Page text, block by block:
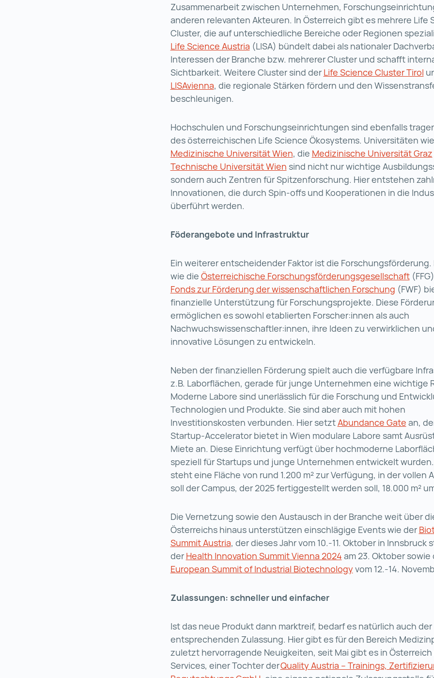
Zusammenarbeit zwischen Unternehmen,
anderen relevanten Akteuren. In Österreich gibt es mehrere Life
Cluster, die auf unterschiedliche Bereiche oder Regionen
Life Science Austria Life Science Austria (wird in einer neuen
(LISA) bündelt dabei als nationaler
Interessen der Branche bzw. mehrerer Cluster und schafft
Sichtbarkeit. Weitere Cluster sind der Life Science Cluster Tirol
LISAviennaLISAvienna (wird in einer neuen Registerkarte
, die regionale Stärken fördern und den
beschleunigen.
Hochschulen und Forschungseinrichtungen sind ebenfalls
des österreichischen Life Science Ökosystems. Universitäten
Medizinische Universität WienMedizinische Universität Wien
, die Medizinische Universität Graz
Technische Universität Wien Technische Universität Wien (wird
sind nicht nur wichtige
sondern auch Zentren für Spitzenforschung. Hier entstehen
Innovationen, die durch Spin-offs und Kooperationen in die
überführt werden.
Föderangebote und Infrastruktur
Ein weiterer entscheidender Faktor ist die Forschungsförderung.
wie die Österreichische Forschungsförderungsgesellschaft
Fonds zur Förderung der wissenschaftlichen Forschung Fonds
(FWF)
finanzielle Unterstützung für Forschungsprojekte. Diese
ermöglichen es sowohl etablierten Forscher:innen als auch
Nachwuchswissenschaftler:innen, ihre Ideen zu verwirklichen
innovative Lösungen zu entwickeln.
Neben der finanziellen Förderung spielt auch die verfügbare
z.B. Laborflächen, gerade für junge Unternehmen eine wichtige
Moderne Labore sind unerlässlich für die Forschung und
Technologien und Produkte. Sie sind aber auch mit hohen
Investitionskosten verbunden. Hier setztAbundance Gate an,
Startup-Accelerator bietet in Wien modulare Labore samt
Miete an. Diese Einrichtung verfügt über hochmoderne
speziell für Startups und junge Unternehmen entwickelt
steht eine Fläche von rund 1.200 m² zur Verfügung, in der vollen
soll der Campus, der 2025 fertiggestellt werden soll, 18.000 m²
Die Vernetzung sowie den Austausch in der Branche weit über
Österreichs hinaus unterstützen einschlägige Events wie der
Summit AustriaBiotech Summit Austria (wird in einer neuen
, der dieses Jahr vom 10.-11. Oktober in Innsbruck
der Health Innovation Summit Vienna 2024 Health Innovation
am 23. Oktober sowie
European Summit of Industrial Biotechnology European Summit
vom 12.-14.
Zulassungen: schneller und einfacher
Ist das neue Produkt dann marktreif, bedarf es natürlich auch der
entsprechenden Zulassung. Hier gibt es für den Bereich
zuletzt hervorragende Neuigkeiten, seit Mai gibt es in Österreich
Services, einer Tochter derQuality Austria – Trainings,